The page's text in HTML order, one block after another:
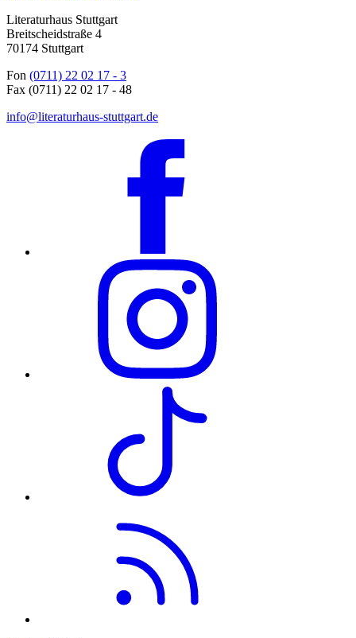
Literaturhaus Stuttgart
Breitscheidstraße 4
70174 Stuttgart
Fon (0711) 22 02 17 - 3
Fax (0711) 22 02 17 - 48
info@literaturhaus-stuttgart.de